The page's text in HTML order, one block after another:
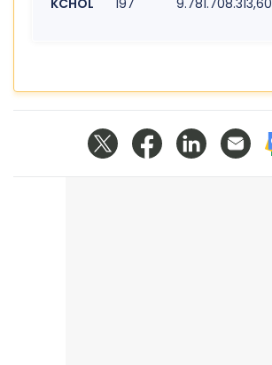
KCHOL 197 9.781.708.313,60